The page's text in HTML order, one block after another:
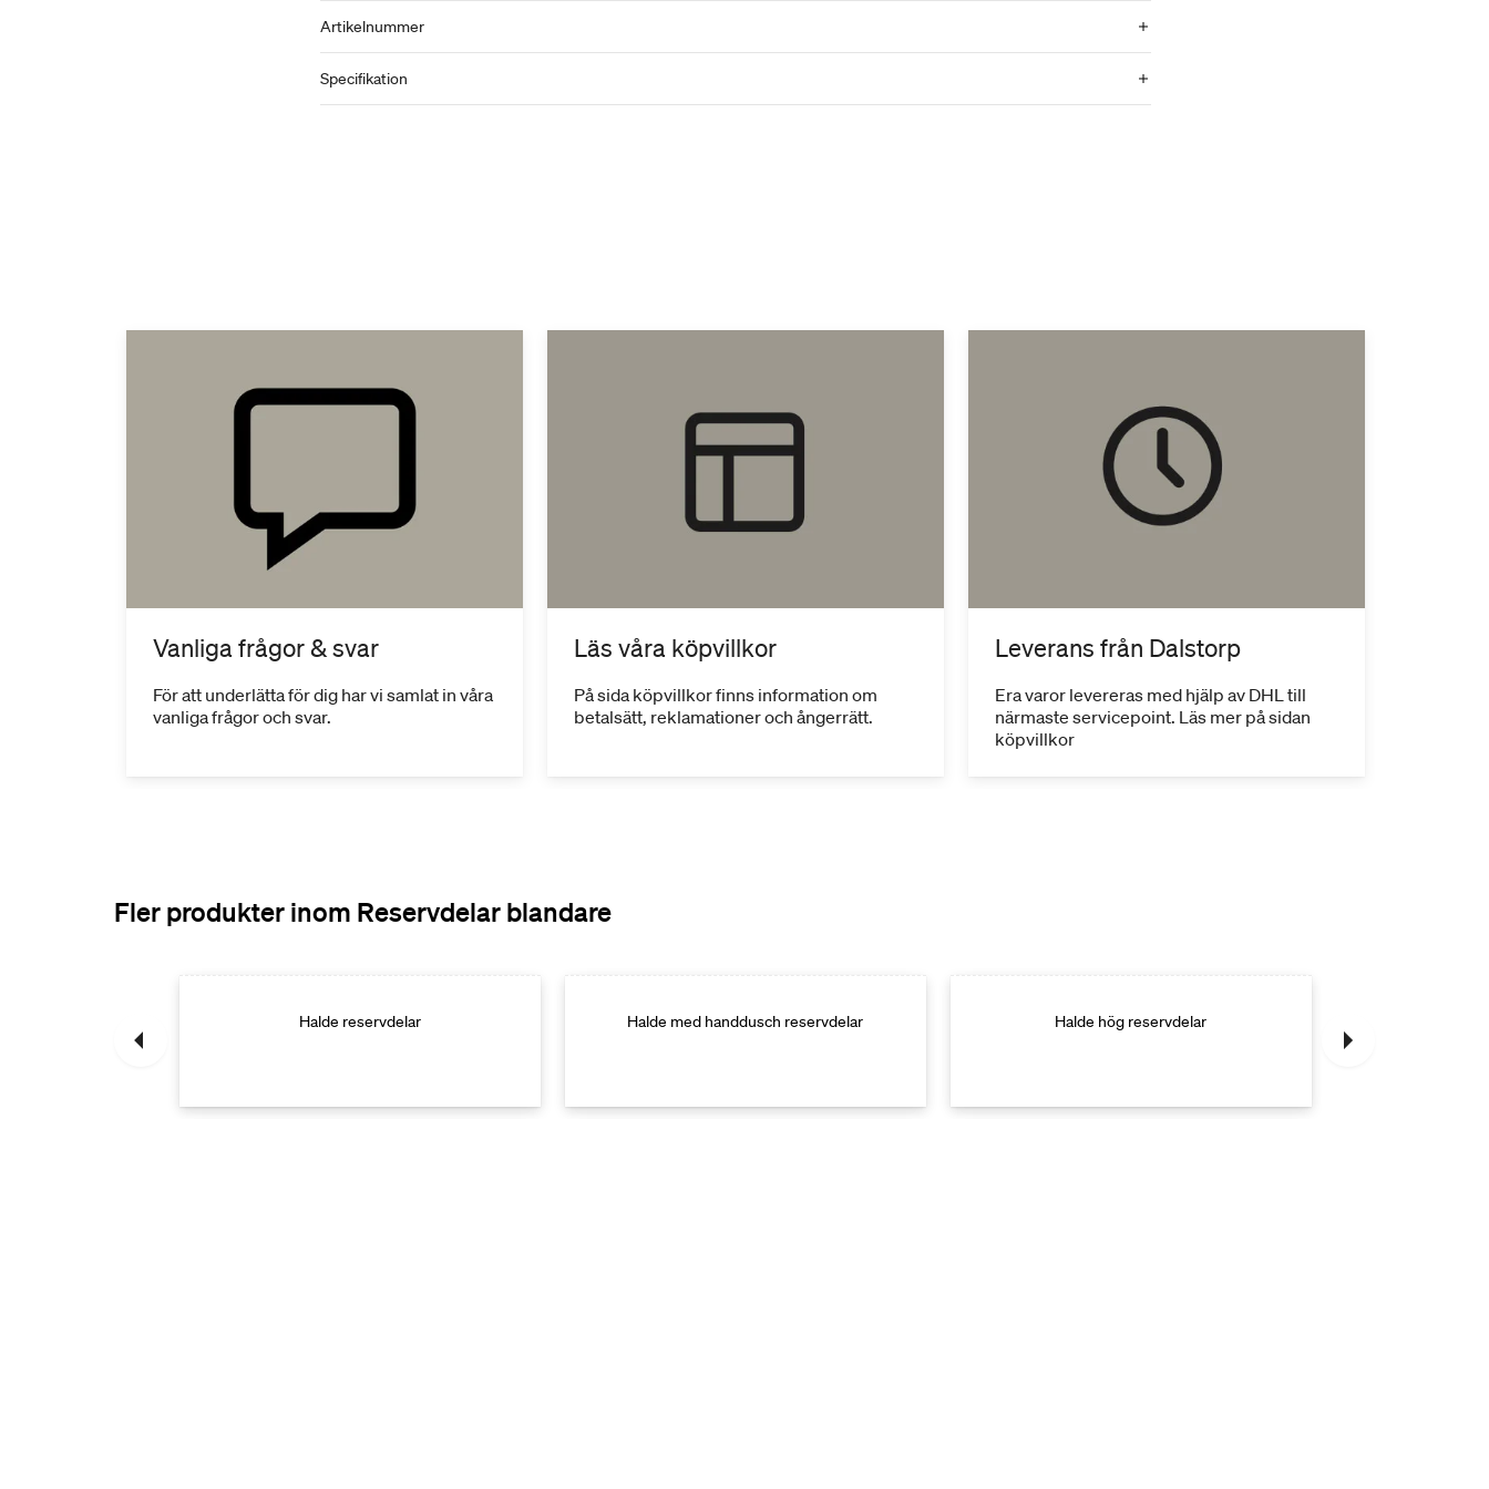
Artikelnummer
Specifikation
Vanliga frågor & svar
För att underlätta för dig har vi samlat in våra
vanliga frågor och svar.
Läs våra köpvillkor
På sida köpvillkor finns information om
betalsätt, reklamationer och ångerrätt.
Leverans från Dalstorp
Era varor levereras med hjälp av DHL till
närmaste servicepoint. Läs mer på sidan
köpvillkor
Fler produkter inom Reservdelar blandare
Halde reservdelar Halde med handdusch reservdelar Halde hög reservdelar